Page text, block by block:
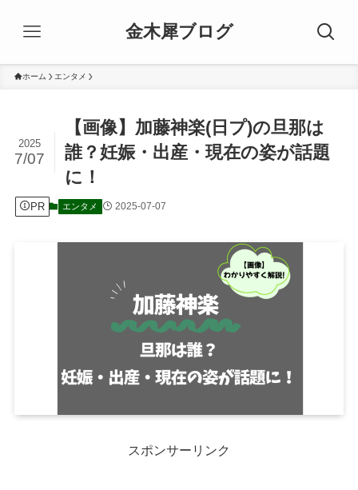
金木犀ブログ
ホーム エンタメ
【画像】加藤神楽(日プ)の旦那は
誰？妊娠・出産・現在の姿が話題
に！
2025
7/07
PR エンタメ 2025-07-07
スポンサーリンク